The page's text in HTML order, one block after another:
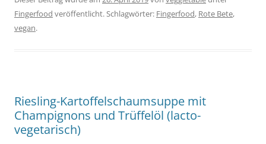
Fingerfood veröffentlicht. Schlagwörter: Fingerfood, Rote Bete,
vegan.
Riesling-Kartoffelschaumsuppe mit
Champignons und Trüffelöl (lacto-
vegetarisch)